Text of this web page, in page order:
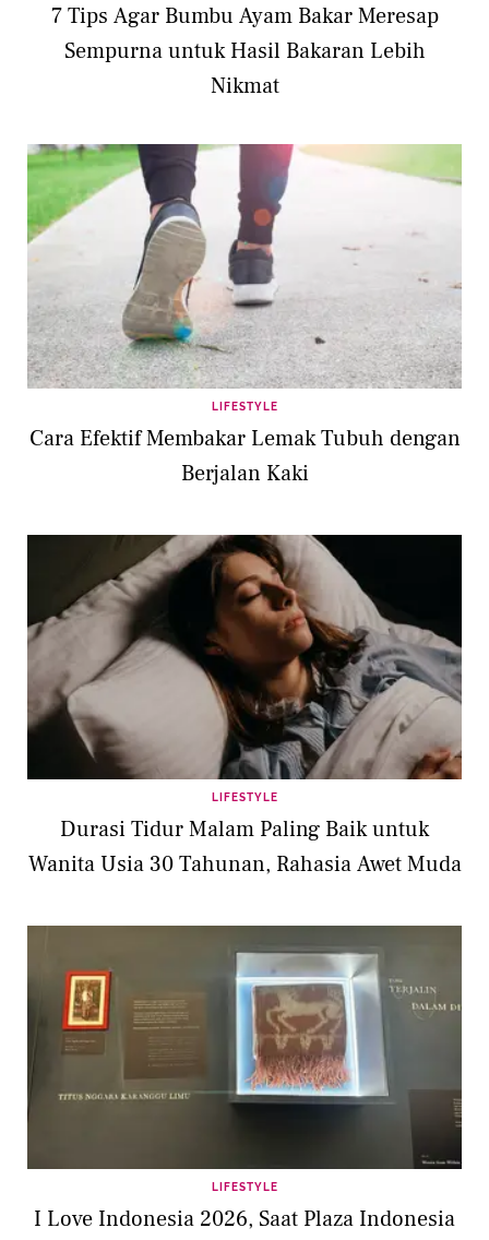
7 Tips Agar Bumbu Ayam Bakar Meresap
Sempurna untuk Hasil Bakaran Lebih
Nikmat
LIFESTYLE
Cara Efektif Membakar Lemak Tubuh dengan
Berjalan Kaki
LIFESTYLE
Durasi Tidur Malam Paling Baik untuk
Wanita Usia 30 Tahunan, Rahasia Awet Muda
LIFESTYLE
I Love Indonesia 2026, Saat Plaza Indonesia